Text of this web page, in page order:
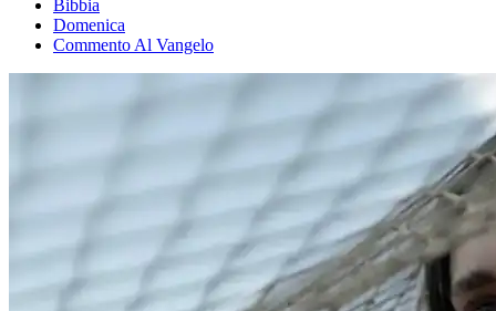
Bibbia
Domenica
Commento Al Vangelo